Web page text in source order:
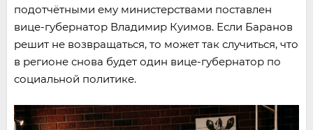
подотчётными ему министерствами поставлен
вице-губернатор Владимир Куимов. Если Баранов
решит не возвращаться, то может так случиться, что
в регионе снова будет один вице-губернатор по
социальной политике.